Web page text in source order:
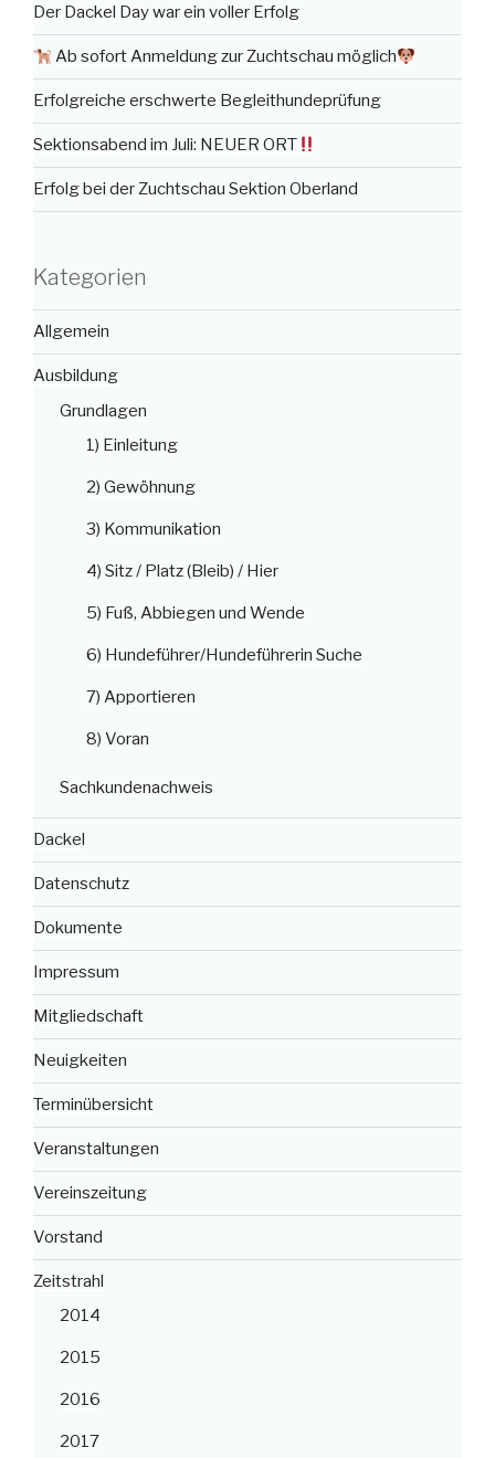
Der Dackel Day war ein voller Erfolg
Ab sofort Anmeldung zur Zuchtschau möglich
Erfolgreiche erschwerte Begleithundeprüfung
Sektionsabend im Juli: NEUER ORT
Erfolg bei der Zuchtschau Sektion Oberland
Kategorien
Allgemein
Ausbildung
Grundlagen
1) Einleitung
2) Gewöhnung
3) Kommunikation
4) Sitz / Platz (Bleib) / Hier
5) Fuß, Abbiegen und Wende
6) Hundeführer/Hundeführerin Suche
7) Apportieren
8) Voran
Sachkundenachweis
Dackel
Datenschutz
Dokumente
Impressum
Mitgliedschaft
Neuigkeiten
Terminübersicht
Veranstaltungen
Vereinszeitung
Vorstand
Zeitstrahl
2014
2015
2016
2017